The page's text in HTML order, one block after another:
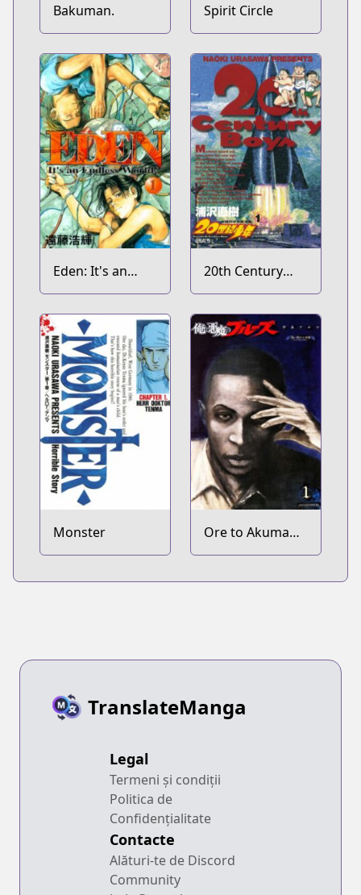
Bakuman. Spirit Circle
Eden: It's an
Endless World!
20th Century
Boys
Monster
Ore to Akuma
no Blues
TranslateManga
Legal
Termeni și condiții
Politica de
Confidențialitate
Contacte
Alături-te de Discord
Community